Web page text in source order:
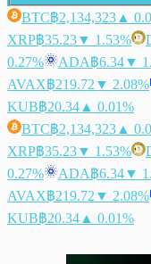
BTC฿2,134,323 ▲
XRP฿35.23▼ 1.53%
0.27%
ADA฿6.34▼
AVAX฿219.72 ▼ 2.08%
KUB฿20.34 ▲ 0.01%
BTC฿2,134,323 ▲
XRP฿35.23▼ 1.53%
0.27%
ADA฿6.34▼
AVAX฿219.72 ▼ 2.08%
KUB฿20.34 ▲ 0.01%